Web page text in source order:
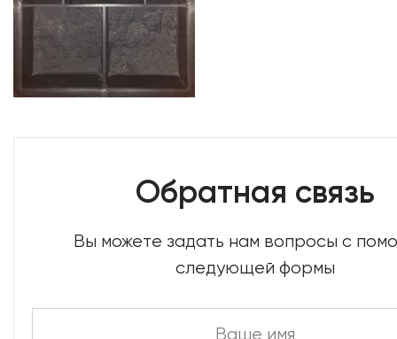
Обратная связь
Вы можете задать нам вопросы с
следующей формы